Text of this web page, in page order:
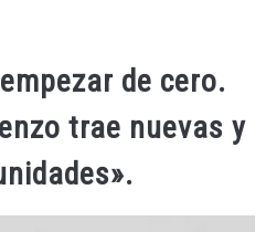
de cero.
trae nuevas y